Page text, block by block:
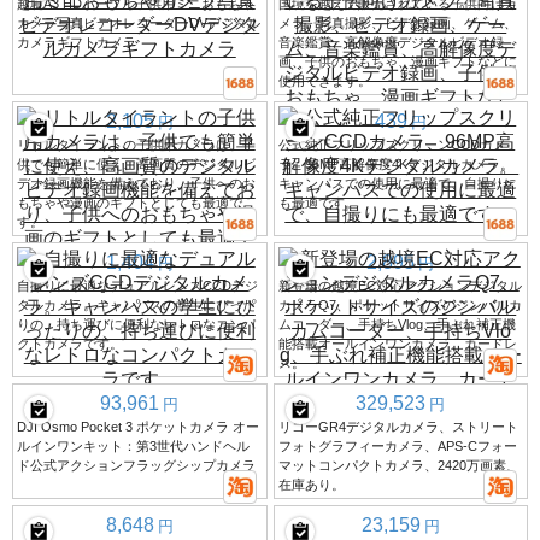
越境A3 HDパープル子供用ミニおもちゃ
カメラ写真ビデオレコーダーDVデジタル
カメラギフトカメラ
国境を越えて販売されている子供向けカ
メラ。写真撮影、ビデオ録画、ゲーム、
音楽鑑賞、高解像度デジタルビデオ録
画、子供のおもちゃ、漫画ギフトなどに
使用できます。
2,105 円
リトルタイラントの子供用カメラは、子
供でも簡単に使え、高画質のデジタルビ
デオ録画機能を備えており、子供へのお
もちゃや漫画のギフトとしても最適で
す。
439 円
公式純正フリップスクリーンCCDカメ
ラ、96MP高解像度4Kデジタルカメラ。
キャンパスでの使用に最適で、自撮りに
も最適です。
1,404 円
自撮りに最適なデュアルレンズCCDデジ
タルカメラ。キャンパスの学生にぴった
りの、持ち運びに便利なレトロなコンパ
クトカメラです。
2,895 円
新登場の越境EC対応アクションデジタル
カメラQ7、ポケットサイズのジンバルカ
ムコーダー、手持ちVlog、手ぶれ補正機
能搭載オールインワンカメラ、カードレ
ス。
93,961 円
DJI Osmo Pocket 3 ポケットカメラ オー
ルインワンキット：第3世代ハンドヘル
ド公式アクションフラッグシップカメラ
329,523 円
リコーGR4デジタルカメラ、ストリート
フォトグラフィーカメラ、APS-Cフォー
マットコンパクトカメラ、2420万画素、
在庫あり。
8,648 円 23,159 円